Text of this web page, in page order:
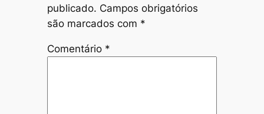
publicado. Campos obrigatórios
são marcados com *
Comentário *